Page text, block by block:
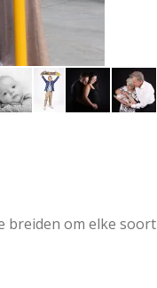
breiden om elke soort